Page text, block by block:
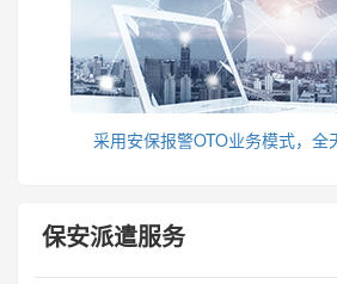
采用安保报警OTO业务模式，全
保安派遣服务